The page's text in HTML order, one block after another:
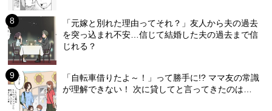
「元嫁と別れた理由ってそれ？」友人から夫の過去
を突っ込まれ不安…信じて結婚した夫の過去まで信
じれる？
「自転車借りたよ～！」って勝手に!? ママ友の常識
が理解できない！ 次に貸してと言ってきたのは…